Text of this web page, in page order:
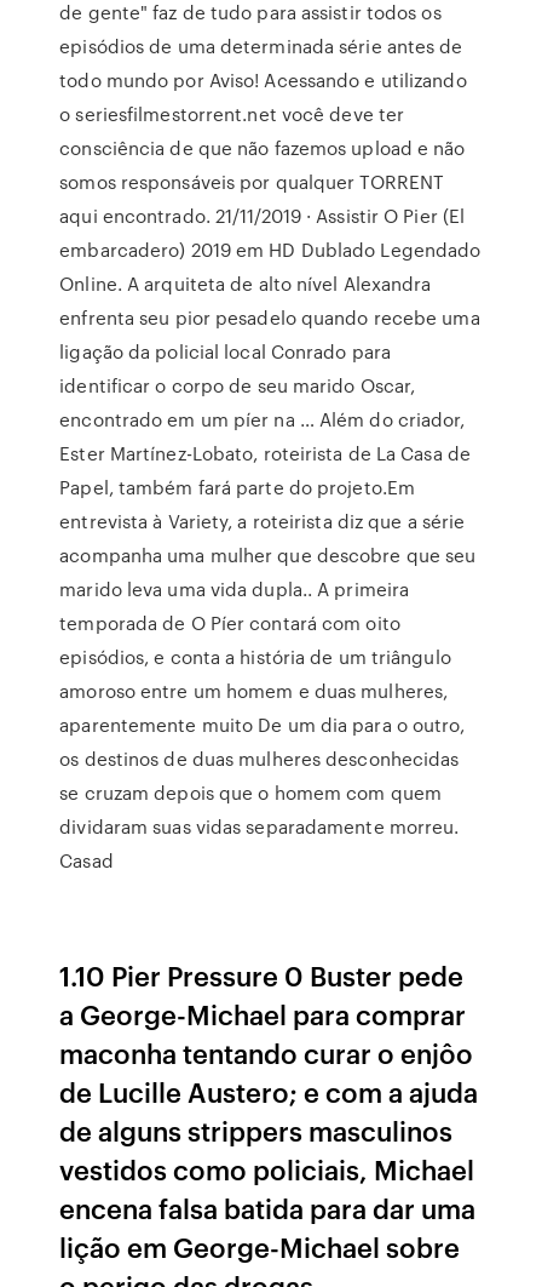
de gente" faz de tudo para assistir todos os
episódios de uma determinada série antes de
todo mundo por Aviso! Acessando e utilizando
o seriesfilmestorrent.net você deve ter
consciência de que não fazemos upload e não
somos responsáveis por qualquer TORRENT
aqui encontrado. 21/11/2019 · Assistir O Pier (El
embarcadero) 2019 em HD Dublado Legendado
Online. A arquiteta de alto nível Alexandra
enfrenta seu pior pesadelo quando recebe uma
ligação da policial local Conrado para
identificar o corpo de seu marido Oscar,
encontrado em um píer na … Além do criador,
Ester Martínez-Lobato, roteirista de La Casa de
Papel, também fará parte do projeto.Em
entrevista à Variety, a roteirista diz que a série
acompanha uma mulher que descobre que seu
marido leva uma vida dupla.. A primeira
temporada de O Píer contará com oito
episódios, e conta a história de um triângulo
amoroso entre um homem e duas mulheres,
aparentemente muito De um dia para o outro,
os destinos de duas mulheres desconhecidas
se cruzam depois que o homem com quem
dividaram suas vidas separadamente morreu.
Casad
1.10 Pier Pressure 0 Buster pede
a George-Michael para comprar
maconha tentando curar o enjôo
de Lucille Austero; e com a ajuda
de alguns strippers masculinos
vestidos como policiais, Michael
encena falsa batida para dar uma
lição em George-Michael sobre